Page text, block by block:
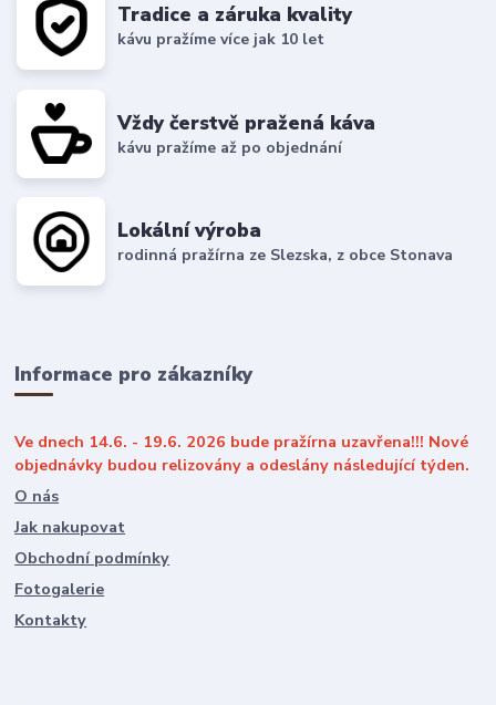
Tradice a záruka kvality
kávu pražíme více jak 10 let
Vždy čerstvě pražená káva
kávu pražíme až po objednání
Lokální výroba
rodinná pražírna ze Slezska, z obce Stonava
Informace pro zákazníky
Ve dnech 14.6. - 19.6. 2026 bude pražírna uzavřena!!! Nové
objednávky budou relizovány a odeslány následující týden.
O nás
Jak nakupovat
Obchodní podmínky
Fotogalerie
Kontakty